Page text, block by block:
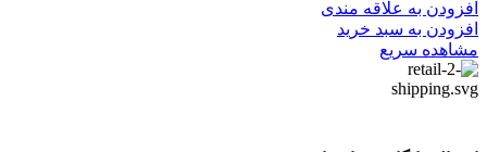
افزودن به علاقه مندی
افزودن به سبد خرید
مشاهده سریع